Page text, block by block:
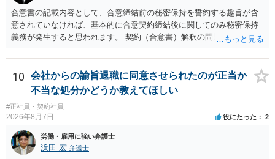
合意書の記載内容として、合意締結前の秘密保持を誓約する趣旨が含
意されていなければ、基本的に合意契約締結後に関してのみ秘密保持
義務が発生すると思われます。 契約（合意書）解釈の問題ですので、
場合、最寄りの法律事務所で相談されることを検討ください。
10
会社からの諭旨退職に同意させられたのが正当か
不当な処分かどうか教えてほしい
#正社員・契約社員
2026年8月7日 役にたった 2
労働・雇用に強い弁護士
浜田 宏 弁護士